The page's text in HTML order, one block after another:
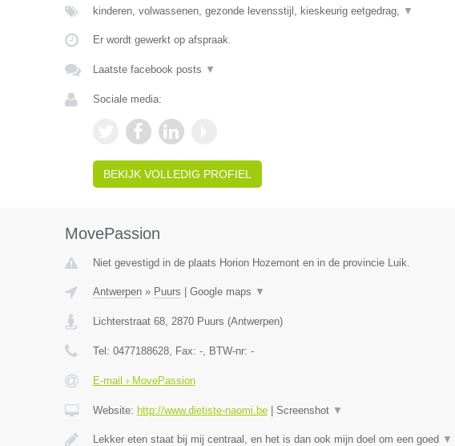
kinderen, volwassenen, gezonde levensstijl, kieskeurig eetgedrag, ▼
Er wordt gewerkt op afspraak.
Laatste facebook posts ▼
Sociale media:
BEKIJK VOLLEDIG PROFIEL
MovePassion
Niet gevestigd in de plaats Horion Hozemont en in de provincie Luik.
Antwerpen» Puurs Google maps ▼
Lichterstraat 68, 2870 Puurs (Antwerpen)
Tel: 0477188628, Fax: -, BTW-nr: -
E-mail › MovePassion
Website: http://www.dietiste-naomi.be| Screenshot ▼
Lekker eten staat bij mij centraal, en het is dan ook mijn doel om een goed ▼